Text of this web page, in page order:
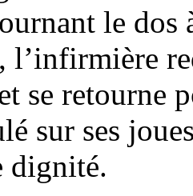
le dos
l’infirmière
se retourne
sur ses
dignité.